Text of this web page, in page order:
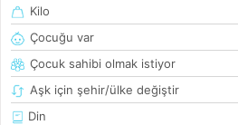
Kilo
Çocuğu var
Çocuk sahibi olmak istiyor
Aşk için şehir/ülke değiştir
Din